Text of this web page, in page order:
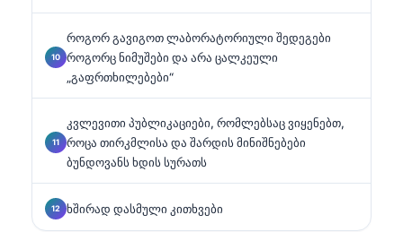
როგორ გავიგოთ ლაბორატორიული შედეგები
როგორც ნიმუშები და არა ცალკეული
„გაფრთხილებები“
კვლევითი პუბლიკაციები, რომლებსაც ვიყენებთ,
როცა თირკმლისა და შარდის მინიშნებები
ბუნდოვანს ხდის სურათს
ხშირად დასმული კითხვები